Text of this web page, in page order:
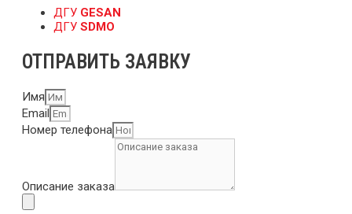
ДГУ GESAN
ДГУ SDMO
ОТПРАВИТЬ ЗАЯВКУ
Имя
Email
Номер телефона
Описание заказа